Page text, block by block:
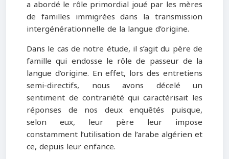
a abordé le rôle primordial joué par les mères
de familles immigrées dans la transmission
intergénérationnelle de la langue d’origine.
Dans le cas de notre étude, il s’agit du père de
famille qui endosse le rôle de passeur de la
langue d’origine. En effet, lors des entretiens
semi-directifs, nous avons décelé un
sentiment de contrariété qui caractérisait les
réponses de nos deux enquêtés puisque,
selon eux, leur père leur impose
constamment l’utilisation de l’arabe algérien et
ce, depuis leur enfance.